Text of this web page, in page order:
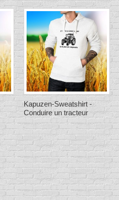
Kapuzen-Sweatshirt -
Conduire un tracteur